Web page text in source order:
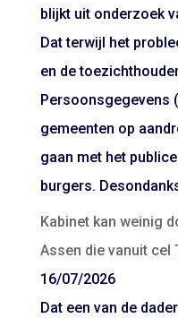
blijkt uit onderzoek
Dat terwijl het
en de
Persoonsgegevens
gemeenten op
gaan met het
burgers.
Kabinet kan weinig
Assen die vanuit cel
16/07/2026
Dat een van de